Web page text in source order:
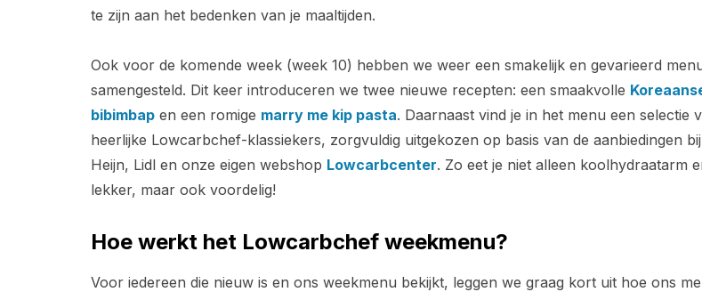
te zijn aan het bedenken van je maaltijden.
Ook voor de komende week (week 10) hebben we weer een smakelijk en gevarieerd
samengesteld. Dit keer introduceren we twee nieuwe recepten: een smaakvolle
bibimbap en een romige marry me kip pasta. Daarnaast vind je in het menu een selectie
heerlijke Lowcarbchef-klassiekers, zorgvuldig uitgekozen op basis van de aanbiedingen
Heijn, Lidl en onze eigen webshop Lowcarbcenter. Zo eet je niet alleen koolhydraatarm
lekker, maar ook voordelig!
Hoe werkt het Lowcarbchef weekmenu?
Voor iedereen die nieuw is en ons weekmenu bekijkt, leggen we graag kort uit hoe ons